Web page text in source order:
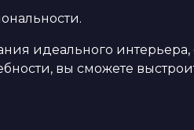
идеального
вы сможете